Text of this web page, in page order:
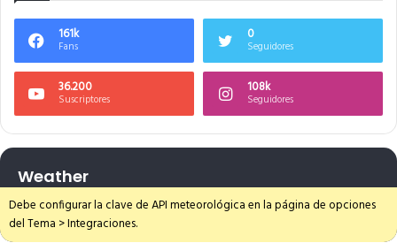
161k
Fans
0
Seguidores
36.200
Suscriptores
108k
Seguidores
Weather
Debe configurar la clave de API meteorológica en la página de opciones
del Tema > Integraciones.